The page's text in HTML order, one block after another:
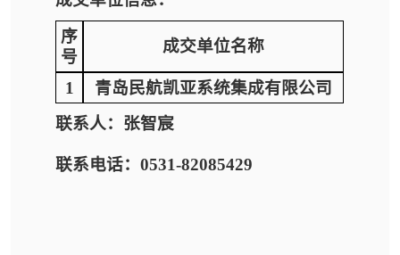
序
号
成交单位名称
1
青岛民航凯亚系统集成有限公司
联系人：张智宸
联系电话：0531-82085429